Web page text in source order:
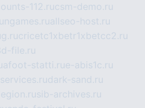
112.rucsm-demo.ru
allseo-host.ru
cricetc1xbetr1xbetcc2.ru
file.ru
statti.rue-abis1c.ru
dark-sand.ru
sib-archives.ru